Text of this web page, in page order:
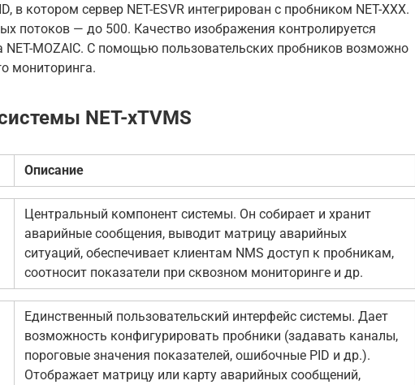
в котором сервер NET-ESVR интегрирован с пробником NET-XXX.
потоков — до 500. Качество изображения контролируется
MOZAIC. С помощью пользовательских пробников возможно
мониторинга.
NET-xTVMS
Описание
Центральный компонент системы. Он собирает и хранит
аварийные сообщения, выводит матрицу аварийных
ситуаций, обеспечивает клиентам NMS доступ к пробникам,
соотносит показатели при сквозном мониторинге и др.
Единственный пользовательский интерфейс системы. Дает
возможность конфигурировать пробники (задавать каналы,
пороговые значения показателей, ошибочные PID и др.).
Отображает матрицу или карту аварийных сообщений,